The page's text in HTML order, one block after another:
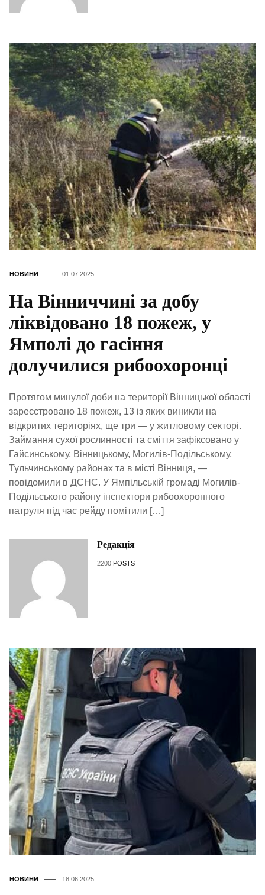
НОВИНИ 01.07.2025
На Вінниччині за добу
ліквідовано 18 пожеж, у
Ямполі до гасіння
долучилися рибоохоронці
Протягом минулої доби на території Вінницької області
зареєстровано 18 пожеж, 13 із яких виникли на
відкритих територіях, ще три — у житловому секторі.
Займання сухої рослинності та сміття зафіксовано у
Гайсинському, Вінницькому, Могилів-Подільському,
Тульчинському районах та в місті Вінниця, —
повідомили в ДСНС. У Ямпільській громаді Могилів-
Подільського району інспектори рибоохоронного
патруля під час рейду помітили […]
Редакція
2200 POSTS
НОВИНИ 18.06.2025